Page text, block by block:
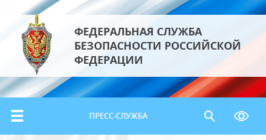
ФЕДЕРАЛЬНАЯ СЛУЖБА
БЕЗОПАСНОСТИ РОССИЙСКОЙ
ФЕДЕРАЦИИ
ПРЕСС-СЛУЖБА